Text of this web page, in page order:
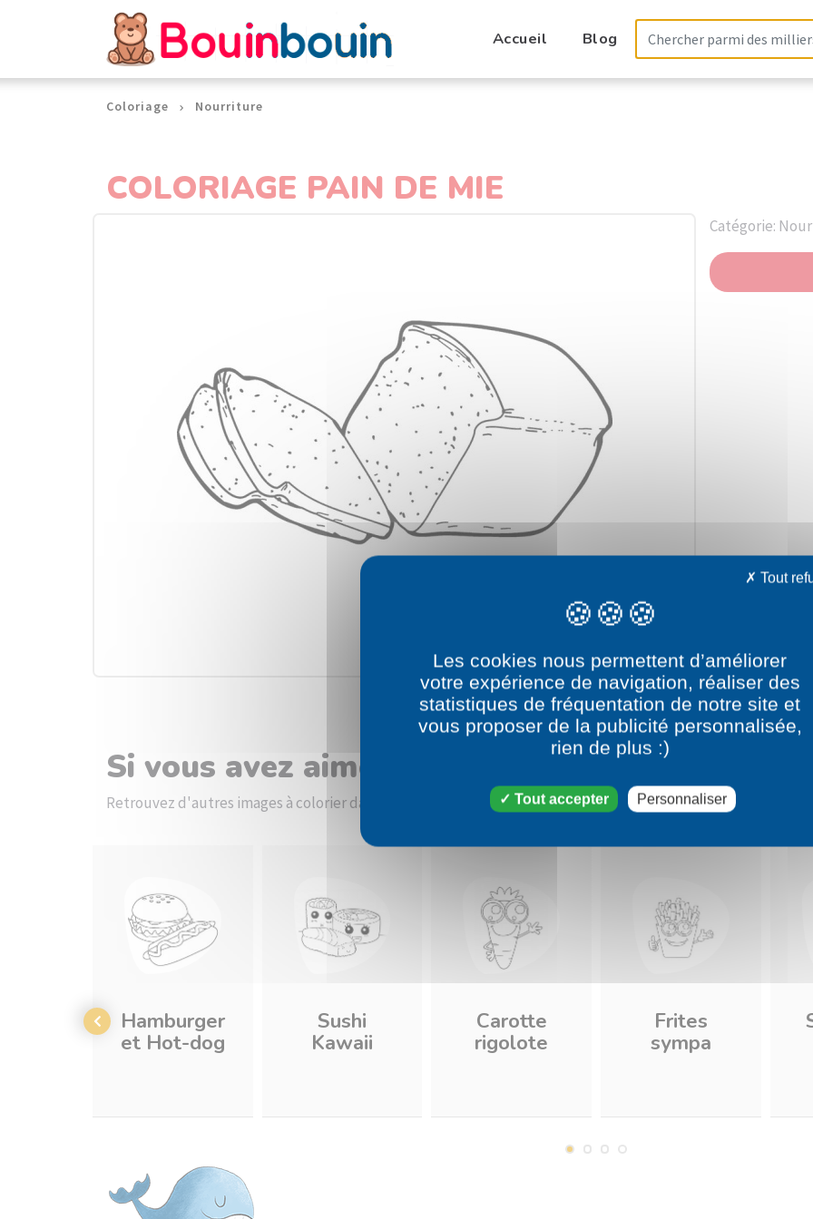
Accueil Blog
Coloriage Nourriture
COLORIAGE PAIN DE MIE
Catégorie:
Si vous avez aimé le dessin Pain de mie
Retrouvez d'autres images à colorier dans la catégorie dessin Nourriture
Hamburger
et Hot-dog
Sushi
Kawaii
Carotte
rigolote
Frites
sympa
Panneau de gestion des cookies
Les cookies nous permettent d’améliorer
votre expérience de navigation, réaliser des
statistiques de fréquentation de notre site et
vous proposer de la publicité personnalisée,
rien de plus :)
Tout accepter
Tout
Personnaliser